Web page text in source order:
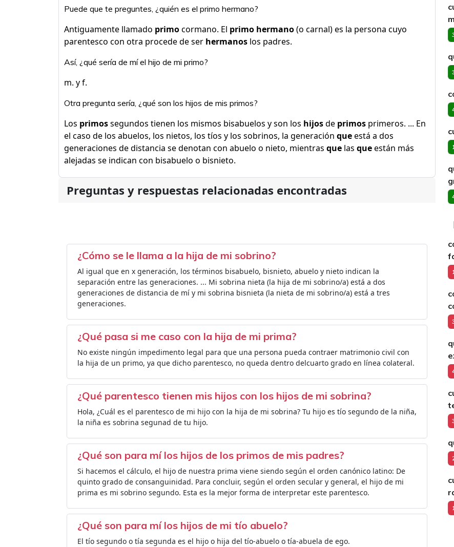
Puede que te preguntes, ¿quién es el primo hermano?
Antiguamente llamado primocormano. El primo hermano(o carnal) es la persona cuyo
parentesco con otra procede de ser hermanos los padres.
Así, ¿qué sería de mí el hijo de mi primo?
m. y f.
Otra pregunta sería, ¿qué son los hijos de mis primos?
Los primossegundos tienen los mismos bisabuelos y son los hijosde primos primeros. ... En
el caso de los abuelos, los nietos, los tíos y los sobrinos, la generación queestá a dos
generaciones de distancia se denotan con abuelo o nieto, mientras que las queestán más
alejadas se indican con bisabuelo o bisnieto.
Preguntas y respuestas relacionadas encontradas
¿Cómo se le llama a la hija de mi sobrino?
Al igual que en x generación, los términos bisabuelo, bisnieto, abuelo y nieto indican la
separación entre las generaciones. ... Mi sobrina nieta (la hija de mi sobrino/a) está a dos
generaciones de distancia de mí y mi sobrina bisnieta (la nieta de mi sobrino/a) está a tres
generaciones.
¿Qué pasa si me caso con la hija de mi prima?
No existe ningún impedimento legal para que una persona pueda contraer matrimonio civil con
la hija de un primo, ya que dicho parentesco, no queda dentro delcuarto grado en línea colateral.
¿Qué parentesco tienen mis hijos con los hijos de mi sobrina?
Hola, ¿Cuál es el parentesco de mi hijo con la hija de mi sobrina? Tu hijo es tío segundo de la niña,
la niña es sobrina segunad de tu hijo.
¿Qué son para mí los hijos de los primos de mis padres?
Si hacemos el cálculo, el hijo de nuestra prima viene siendo según el orden canónico latino: De
quinto grado de consanguinidad. Para concluir, según el orden secular y general, el hijo de mi
prima es mi sobrino segundo. Esta es la mejor forma de interpretar este parentesco.
¿Qué son para mí los hijos de mi tío abuelo?
El tío segundo o tía segunda es el hijo o hija del tío-abuelo o tía-abuela de ego.